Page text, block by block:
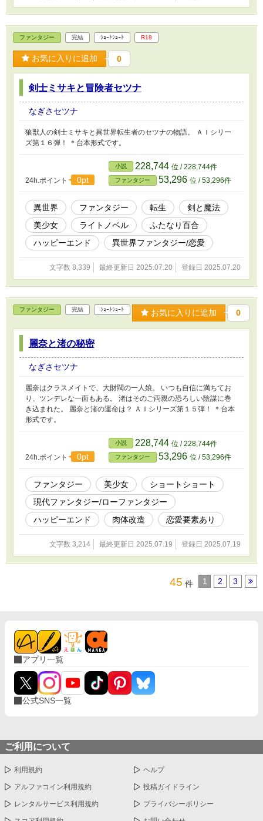
ファンタジー 完結 ｼｮｰﾄｼｮｰﾄ R18
お気に入りに追加 0
剣士ミサキと冒険者セツナ
なぎさセツナ
狼獣人の剣士ミサキと異世界転生者のセツナの物語。 ＡＩシリー
ズ第１６弾！ ＊台本形式です。
24h.ポイント 0pt
小説 228,744 位 / 228,744件
ファンタジー 53,296 位 / 53,296件
異世界 ファンタジー 転生
剣と魔法
美少女
ライトノベル
ふたなり百合
ハッピーエンド
異世界ファンタジー/恋愛
文字数 8,339 最終更新日 2025.07.20 登録日 2025.07.20
ファンタジー 完結 ｼｮｰﾄｼｮｰﾄ お気に入りに追加 0
麗奈と渚の秘密
なぎさセツナ
麗奈はクラスメイトで、大財閥の一人娘。 いつも自信に満ちてお
り、ツンデレな一面もある。 渚はそのご両親の恐ろしい陰謀に巻
き込まれた。 麗奈と渚の運命は？ ＡＩシリーズ第１５弾！ ＊台本
形式です。
24h.ポイント 0pt
小説 228,744 位 / 228,744件
ファンタジー 53,296 位 / 53,296件
ファンタジー 美少女
ショートショート
現代ファンタジー/ローファンタジー
ハッピーエンド
肉体改造 恋愛要素あり
文字数 3,214 最終更新日 2025.07.19 登録日 2025.07.19
45 件 1 2 3
アプリ一覧
公式SNS一覧
ご利用について
利用規約 ヘルプ
アルファコイン利用規約 投稿ガイドライン
レンタルサービス利用規約 プライバシーポリシー